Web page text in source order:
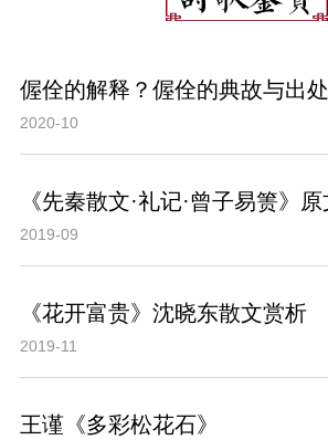
偓佺的解释？偓佺的典故与出处
2020-10
《先秦散文·礼记·曾子易箦》
2019-09
《花开富贵》沈晓东散文赏析
2019-11
王谨《多彩松花石》